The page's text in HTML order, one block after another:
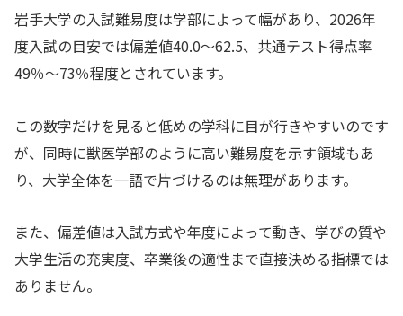
岩手大学の入試難易度は学部によって幅があり、2026年
度入試の目安では偏差値40.0〜62.5、共通テスト得点率
49％〜73％程度とされています。
この数字だけを見ると低めの学科に目が行きやすいのです
が、同時に獣医学部のように高い難易度を示す領域もあ
り、大学全体を一語で片づけるのは無理があります。
また、偏差値は入試方式や年度によって動き、学びの質や
大学生活の充実度、卒業後の適性まで直接決める指標では
ありません。